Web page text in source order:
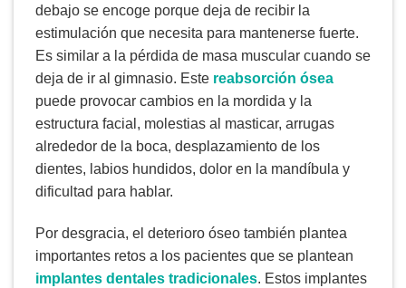
debajo se encoge porque deja de recibir la
estimulación que necesita para mantenerse fuerte.
Es similar a la pérdida de masa muscular cuando se
deja de ir al gimnasio. Este reabsorción ósea
puede provocar cambios en la mordida y la
estructura facial, molestias al masticar, arrugas
alrededor de la boca, desplazamiento de los
dientes, labios hundidos, dolor en la mandíbula y
dificultad para hablar.
Por desgracia, el deterioro óseo también plantea
importantes retos a los pacientes que se plantean
implantes dentales tradicionales. Estos implantes